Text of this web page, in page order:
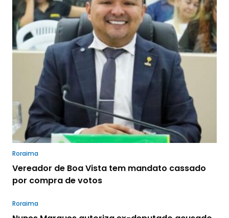
Roraima
Vereador de Boa Vista tem mandato cassado
por compra de votos
Roraima